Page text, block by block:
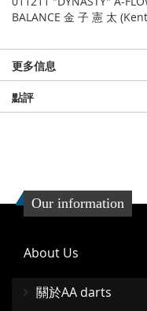
BALANCE 金 子 憲 太
更多信息
點評
Our information
About Us
關於AA darts